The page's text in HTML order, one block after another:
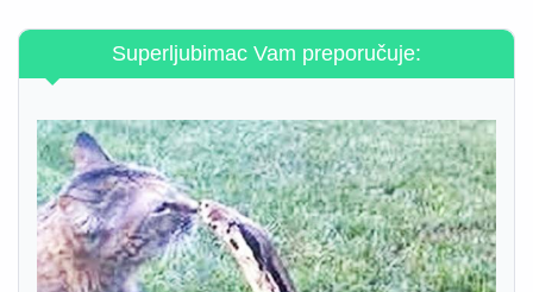
Superljubimac Vam preporučuje: